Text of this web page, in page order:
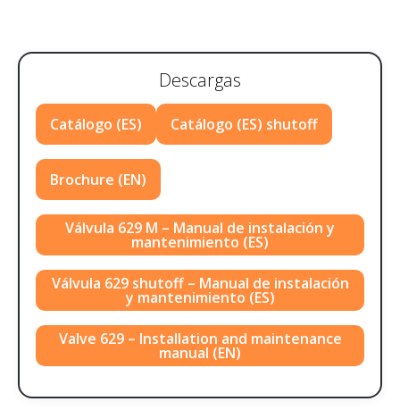
Descargas
Catálogo (ES) Catálogo (ES) shutoff
Brochure (EN)
Válvula 629 M – Manual de instalación y
mantenimiento (ES)
Válvula 629 shutoff – Manual de instalación
y mantenimiento (ES)
Valve 629 – Installation and maintenance
manual (EN)